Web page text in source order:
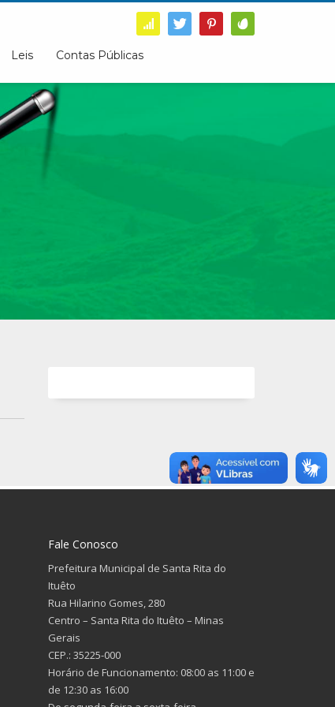
Leis
Contas Públicas
Fale Conosco
Prefeitura Municipal de Santa Rita do
Ituêto
Rua Hilarino Gomes, 280
Centro – Santa Rita do Ituêto – Minas
Gerais
CEP.: 35225-000
Horário de Funcionamento: 08:00 as 11:00 e
de 12:30 as 16:00